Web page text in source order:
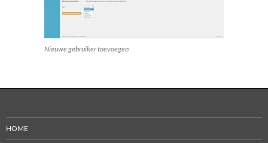
Nieuwe gebruiker toevoegen
HOME